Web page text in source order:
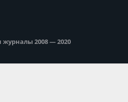
2008 — 2020